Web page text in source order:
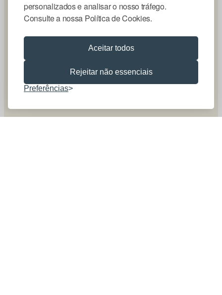
personalizados e analisar o nosso tráfego.
Consulte a nossa Política de Cookies.
Aceitar todos
Rejeitar não essenciais
Preferências